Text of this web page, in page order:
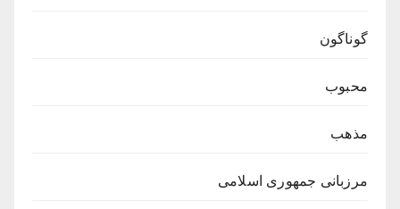
گوناگون
محبوب
مذهب
مرزبانی جمهوری اسلامی